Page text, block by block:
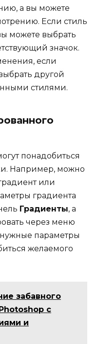
а вы можете
Если стиль
можете выбрать
значок.
если
другой
стилями.
понадобиться
Например, можно
или
градиента
Градиенты, а
через меню
параметры
желаемого
забавного
с
и